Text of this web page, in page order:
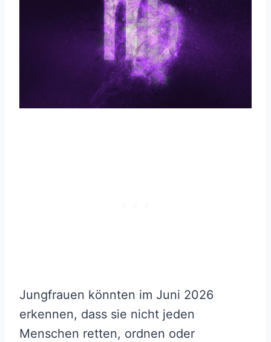
Jungfrauen könnten im Juni 2026
erkennen, dass sie nicht jeden
Menschen retten, ordnen oder